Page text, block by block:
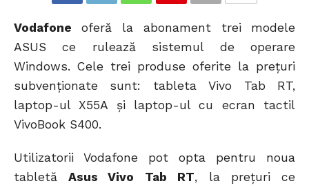
Vodafone oferă la abonament trei modele
ASUS ce rulează sistemul de operare
Windows. Cele trei produse oferite la prețuri
subvenționate sunt: tableta Vivo Tab RT,
laptop-ul X55A și laptop-ul cu ecran tactil
VivoBook S400.
Utilizatorii Vodafone pot opta pentru noua
tabletă Asus Vivo Tab RT, la prețuri ce